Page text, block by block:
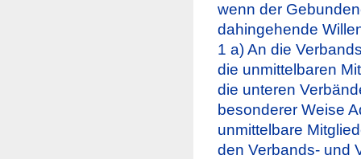
wenn der
dahingehende
1 a) An die
die unmittelbaren
die unteren
besonderer Weise
unmittelbare
den Verbands- und